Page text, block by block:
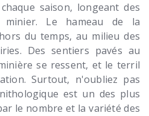
saison, longeant des
minier. Le hameau de la
du temps, au milieu des
Des sentiers pavés au
se ressent, et le terril
Surtout, n'oubliez pas
est un des plus
le nombre et la variété des